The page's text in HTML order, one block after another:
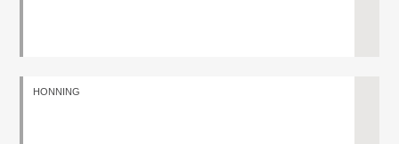
HONNING